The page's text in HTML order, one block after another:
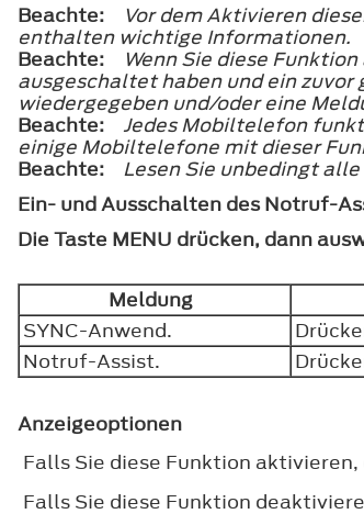
Beachte:
Vor dem Aktivieren
enthalten wichtige Informationen.
Beachte:
Wenn Sie diese
ausgeschaltet haben und ein
wiedergegeben und/oder eine
Beachte:
Jedes Mobiltelefon
einige Mobiltelefone mit dieser
Beachte:
Lesen Sie unbedingt
Ein- und Ausschalten des Notruf-
Die Taste MENU drücken, dann
Meldung
SYNC-Anwend.
Notruf-Assist.
Anzeigeoptionen
Falls Sie diese Funktion
Falls Sie diese Funktion